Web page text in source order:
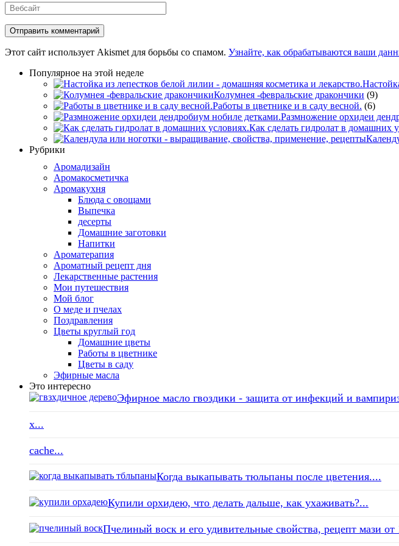
Вебсайт
Этот сайт использует Akismet для борьбы со спамом. Узнайте, как обрабатываются ваши
Популярное на этой неделе
Колумнея -февральские дракончики (9)
Работы в цветнике и в саду весной. (6)
Размножение орхидеи
Как сделать гидролат в домашних
Рубрики
Аромадизайн
Аромакосметичка
Аромакухня
Блюда с овощами
Выпечка
десерты
Домашние заготовки
Напитки
Ароматерапия
Ароматный рецепт дня
Лекарственные растения
Мои путешествия
Мой блог
О меде и пчелах
Поздравления
Цветы круглый год
Домашние цветы
Работы в цветнике
Цветы в саду
Эфирные масла
Это интересно
Эфирное масло гвоздики - защита от инфекций и
x...
cache...
Когда выкапывать тюльпаны после цветения....
Купили орхидею, что делать дальше, как ухаживать?...
Пчелиный воск и его удивительные свойства, рецепт мази от